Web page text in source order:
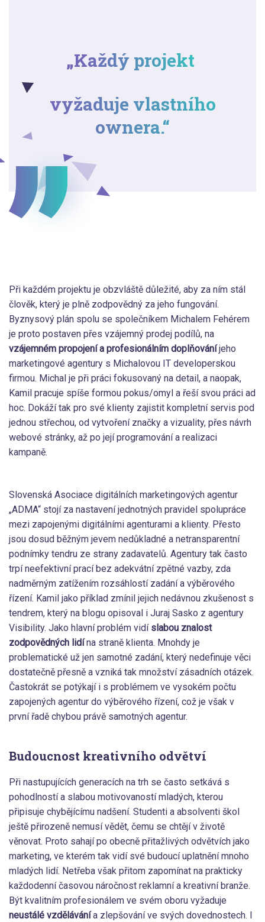
„Každý projekt
vyžaduje vlastního
ownera.“
Při každém projektu je obzvláště důležité, aby za ním stál
člověk, který je plně zodpovědný za jeho fungování.
Byznysový plán spolu se společníkem Michalem Fehérem
je proto postaven přes vzájemný prodej podílů, na
vzájemném propojení a profesionálním doplňováníjeho
marketingové agentury s Michalovou IT developerskou
firmou. Michal je při práci fokusovaný na detail, a naopak,
Kamil pracuje spíše formou pokus/omyl a řeší svou práci ad
hoc. Dokáží tak pro své klienty zajistit kompletní servis pod
jednou střechou, od vytvoření značky a vizuality, přes návrh
webové stránky, až po její programování a realizaci
kampaně.
Slovenská Asociace digitálních marketingových agentur
„ADMA“ stojí za nastavení jednotných pravidel spolupráce
mezi zapojenými digitálními agenturami a klienty. Přesto
jsou dosud běžným jevem nedůkladné a netransparentní
podnímky tendru ze strany zadavatelů. Agentury tak často
trpí neefektivní prací bez adekvátní zpětné vazby, zda
nadměrným zatížením rozsáhlostí zadání a výběrového
řízení. Kamil jako příklad zmínil jejich nedávnou zkušenost s
tendrem, který na blogu opisoval i Juraj Sasko z agentury
Visibility. Jako hlavní problém vidí slabou znalost
zodpovědných lidína straně klienta. Mnohdy je
problematické už jen samotné zadání, který nedefinuje věci
dostatečně přesně a vzniká tak množství zásadních otázek.
Častokrát se potýkají i s problémem ve vysokém počtu
zapojených agentur do výběrového řízení, což je však v
první řadě chybou právě samotných agentur.
Budoucnost kreativního odvětví
Při nastupujících generacích na trh se často setkává s
pohodlností a slabou motivovaností mladých, kterou
připisuje chybějícímu nadšení. Studenti a absolventi škol
ještě přirozeně nemusí vědět, čemu se chtějí v životě
věnovat. Proto sahají po obecně přitažlivých odvětvích jako
marketing, ve kterém tak vidí své budoucí uplatnění mnoho
mladých lidí. Netřeba však přitom zapomínat na prakticky
každodenní časovou náročnost reklamní a kreativní branže.
Být kvalitním profesionálem ve svém oboru vyžaduje
neustálé vzdělávánía zlepšování ve svých dovednostech. I